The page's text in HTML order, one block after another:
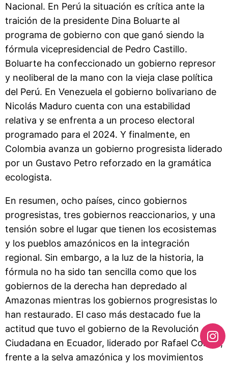
Nacional. En Perú la situación es crítica ante la
traición de la presidente Dina Boluarte al
programa de gobierno con que ganó siendo la
fórmula vicepresidencial de Pedro Castillo.
Boluarte ha confeccionado un gobierno represor
y neoliberal de la mano con la vieja clase política
del Perú. En Venezuela el gobierno bolivariano de
Nicolás Maduro cuenta con una estabilidad
relativa y se enfrenta a un proceso electoral
programado para el 2024. Y finalmente, en
Colombia avanza un gobierno progresista liderado
por un Gustavo Petro reforzado en la gramática
ecologista.
En resumen, ocho países, cinco gobiernos
progresistas, tres gobiernos reaccionarios, y una
tensión sobre el lugar que tienen los ecosistemas
y los pueblos amazónicos en la integración
regional. Sin embargo, a la luz de la historia, la
fórmula no ha sido tan sencilla como que los
gobiernos de la derecha han depredado al
Amazonas mientras los gobiernos progresistas lo
han restaurado. El caso más destacado fue la
actitud que tuvo el gobierno de la Revolución
Ciudadana en Ecuador, liderado por Rafael Correa,
frente a la selva amazónica y los movimientos